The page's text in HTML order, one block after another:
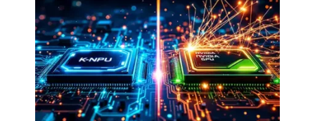
블로그
자료실